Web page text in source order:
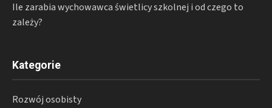
Ile zarabia wychowawca świetlicy szkolnej i od czego to
zależy?
Kategorie
Rozwój osobisty